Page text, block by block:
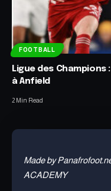
FOOTBALL
Ligue des Champions
à Anfield
2 Min Read
Made by
ACADEMY